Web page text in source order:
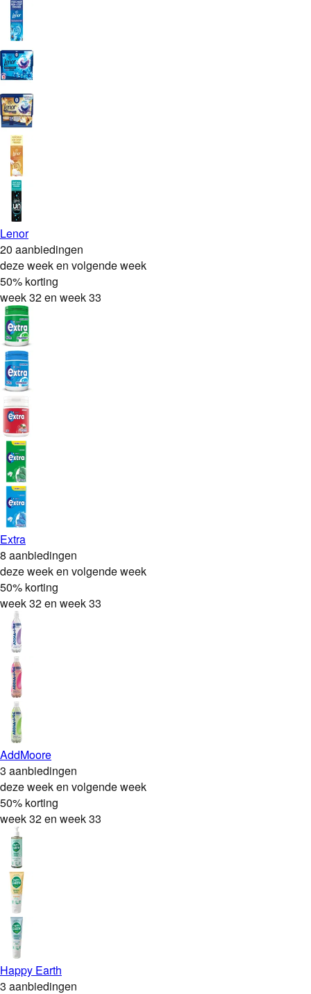
Lenor
20 aanbiedingen
deze week en volgende week
50% korting
week 32 en week 33
Extra
8 aanbiedingen
deze week en volgende week
50% korting
week 32 en week 33
AddMoore
3 aanbiedingen
deze week en volgende week
50% korting
week 32 en week 33
Happy Earth
3 aanbiedingen